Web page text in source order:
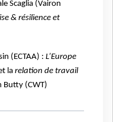
Scaglia (Vairon
& résilience et
(ECTAA) : L’Europe
la relation de travail
Butty (CWT)